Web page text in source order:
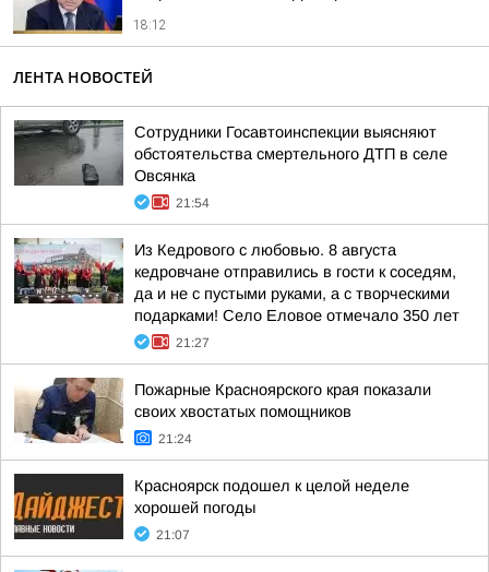
18:12
ЛЕНТА НОВОСТЕЙ
Сотрудники Госавтоинспекции выясняют
обстоятельства смертельного ДТП в селе
Овсянка
21:54
Из Кедрового с любовью. 8 августа
кедровчане отправились в гости к соседям,
да и не с пустыми руками, а с творческими
подарками! Село Еловое отмечало 350 лет
21:27
Пожарные Красноярского края показали
своих хвостатых помощников
21:24
Красноярск подошел к целой неделе
хорошей погоды
21:07